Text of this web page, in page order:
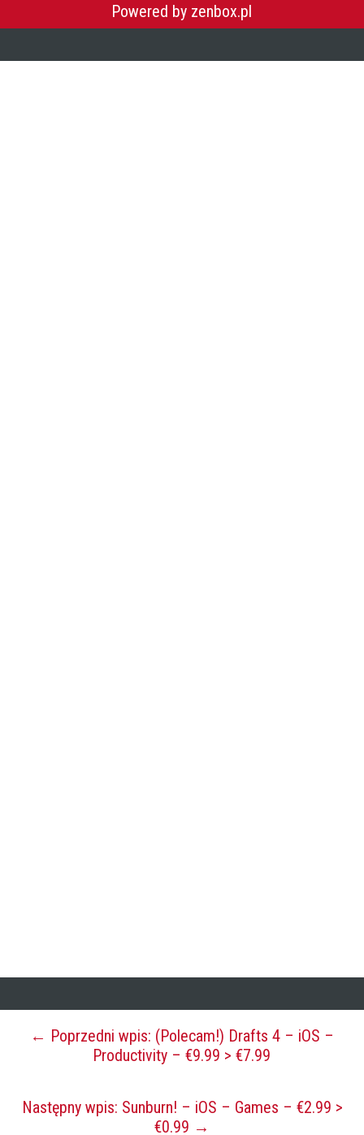
Powered by zenbox.pl
← Poprzedni wpis: (Polecam!) Drafts 4 – iOS –
Productivity – €9.99 > €7.99
Następny wpis: Sunburn! – iOS – Games – €2.99 >
€0.99 →